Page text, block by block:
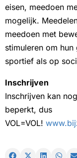
eisen, meedoen
mogelijk.
meedoen met
stimuleren om
sportief als op
Inschrijven
Inschrijven kan
beperkt, dus
VOL=VOL!